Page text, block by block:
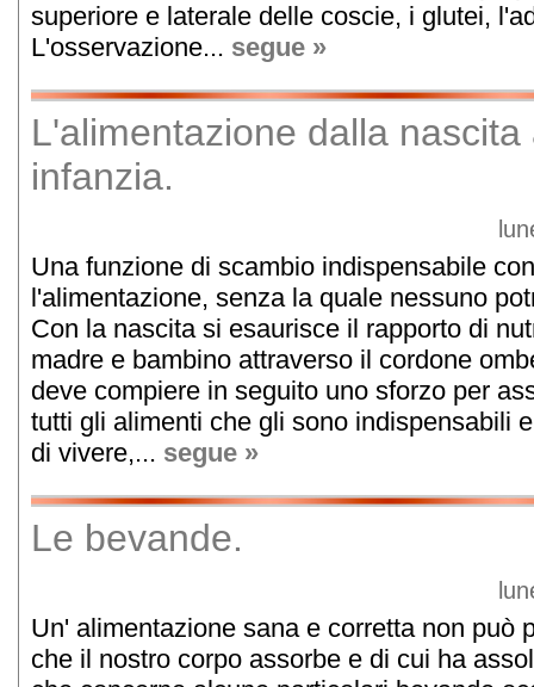
superiore e laterale delle coscie, i glutei,
L'osservazione... segue »
L'alimentazione dalla nascita
infanzia.
Una funzione di scambio indispensabile
l'alimentazione, senza la quale nessuno
Con la nascita si esaurisce il rapporto di
madre e bambino attraverso il cordone
deve compiere in seguito uno sforzo per
tutti gli alimenti che gli sono indispensabili
di vivere,... segue »
Le bevande.
Un' alimentazione sana e corretta non può
che il nostro corpo assorbe e di cui ha